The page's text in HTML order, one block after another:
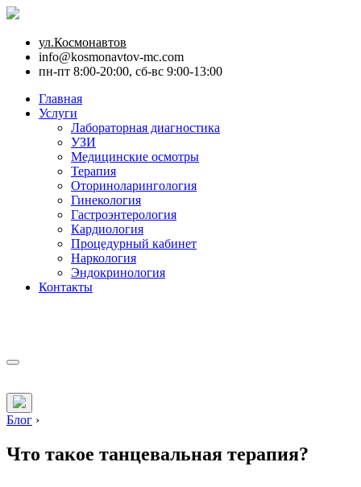
ул.Космонавтов
info@kosmonavtov-mc.com
пн-пт 8:00-20:00, сб-вс 9:00-13:00
Главная
Услуги
Лабораторная диагностика
УЗИ
Медицинские осмотры
Терапия
Оториноларингология
Гинекология
Гастроэнтерология
Кардиология
Процедурный кабинет
Наркология
Эндокринология
Контакты
Блог ›
Что такое танцевальная терапия?